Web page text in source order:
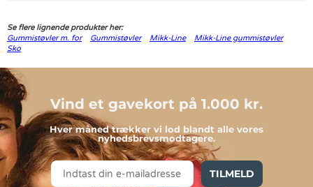
Se flere lignende produkter her:
Gummistøvler m. for
Gummistøvler Mikk-Line
Mikk-Line gummistøvler
Sko
Vind et gavekort på 1.000 kr.
Hver måned trækker vi lod blandt alle vores
nyhedsbrevsmodtagere.
TILMELD